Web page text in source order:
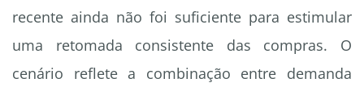
recente ainda não foi suficiente para estimular
uma retomada consistente das compras. O
cenário reflete a combinação entre demanda